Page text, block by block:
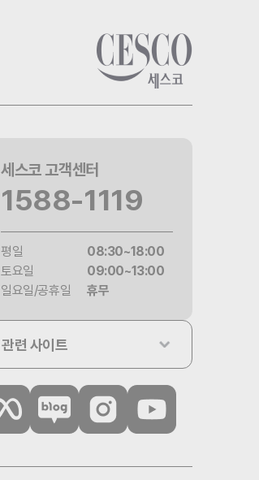
세스코 고객센터
1588-1119
평일
08:30~18:00
토요일
09:00~13:00
일요일/공휴일
휴무
관련 사이트